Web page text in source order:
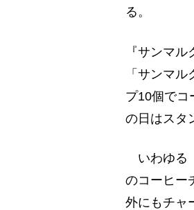
る。
『サンマ
「サンマ
プ10個でコ
の日はスタ
いわゆる
のコーヒー
外にもチャ